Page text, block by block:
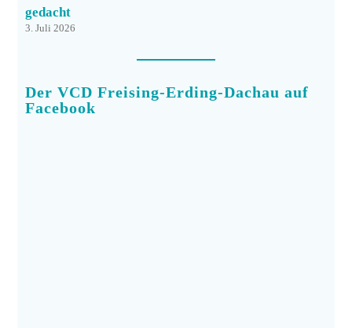
gedacht
3. Juli 2026
Der VCD Freising-Erding-Dachau auf
Facebook